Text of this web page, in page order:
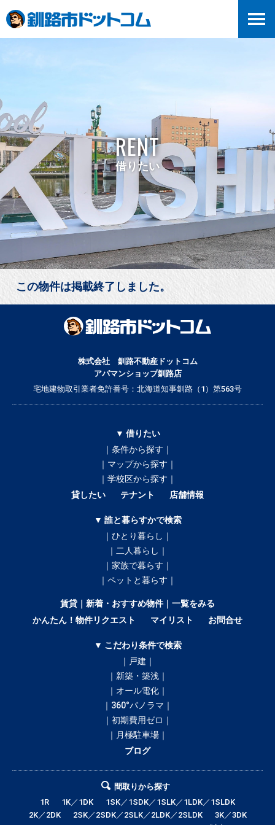
RENT
借りたい
この物件は掲載終了しました。
株式会社 釧路不動産ドットコム
アパマンショップ釧路店
宅地建物取引業者免許番号：北海道知事釧路（1）第563号
▼ 借りたい
｜条件から探す｜
｜マップから探す｜
｜学校区から探す｜
貸したい
テナント 店舗情報
▼ 誰と暮らすかで検索
｜ひとり暮らし｜
｜二人暮らし｜
｜家族で暮らす｜
｜ペットと暮らす｜
賃貸｜新着・おすすめ物件｜一覧をみる
かんたん！物件リクエスト
マイリスト お問合せ
▼ こだわり条件で検索
｜戸建｜
｜新築・築浅｜
｜オール電化｜
｜360°パノラマ｜
｜初期費用ゼロ｜
｜月極駐車場｜
ブログ
間取りから探す
1R
1K／1DK
1SK／1SDK／1SLK／1LDK／1SLDK
2K／2DK
2SK／2SDK／2SLK／2LDK／2SLDK
3K／3DK